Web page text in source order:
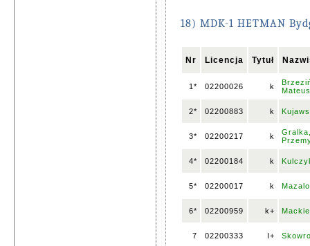
18) MDK-1 HETMAN
Nr Licencja Tytuł
1* 02200026 k
2* 02200883 k
3* 02200217 k
4* 02200184 k
5* 02200017 k
6* 02200959 k+
7 02200333 I+